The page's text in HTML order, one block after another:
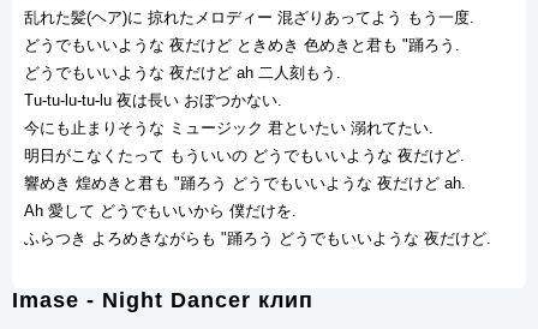
乱れた髪(ヘア)に 掠れたメロディー 混ざりあってよう もう一度.
どうでもいいような 夜だけど ときめき 色めきと君も "踊ろう.
どうでもいいような 夜だけど ah 二人刻もう.
Tu-tu-lu-tu-lu 夜は長い おぼつかない.
今にも止まりそうな ミュージック 君といたい 溺れてたい.
明日がこなくたって もういいの どうでもいいような 夜だけど.
響めき 煌めきと君も "踊ろう どうでもいいような 夜だけど ah.
Ah 愛して どうでもいいから 僕だけを.
ふらつき よろめきながらも "踊ろう どうでもいいような 夜だけど.
Imase - Night Dancer клип